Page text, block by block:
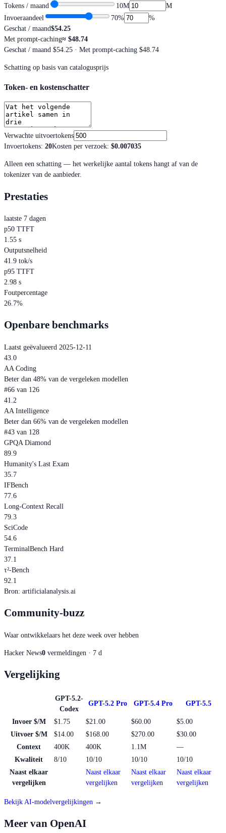
Tokens / maand 10M
M
Invoeraandeel
70%
%
Geschat / maand$54.25
Met prompt-caching≈ $48.74
Geschat / maand $54.25 · Met prompt-caching $48.74
Schatting op basis van catalogusprijs
Token- en kostenschatter
Verwachte uitvoertokens
Invoertokens: 20Kosten per verzoek: $0.007035
Alleen een schatting — het werkelijke aantal tokens hangt af van de
tokenizer van de aanbieder.
Prestaties
laatste 7 dagen
p50 TTFT
1.55 s
Outputsnelheid
41.9 tok/s
p95 TTFT
2.98 s
Foutpercentage
26.7%
Openbare benchmarks
Laatst geëvalueerd 2025-12-11
43.0
AA Coding
Beter dan 48% van de vergeleken modellen
#66 van 126
41.2
AA Intelligence
Beter dan 66% van de vergeleken modellen
#43 van 128
GPQA Diamond
89.9
Humanity's Last Exam
35.7
IFBench
77.6
Long-Context Recall
79.3
SciCode
54.6
TerminalBench Hard
37.1
τ²-Bench
92.1
Bron: artificialanalysis.ai
Community-buzz
Waar ontwikkelaars het deze week over hebben
Hacker News0 vermeldingen · 7 d
Vergelijking
GPT-5.2-
Codex
GPT-5.2 Pro GPT-5.4 Pro GPT-5.5
Invoer $/M $1.75 $21.00 $60.00
$5.00
Uitvoer $/M
$14.00 $168.00 $270.00
$30.00
Context
400K 400K 1.1M
—
Kwaliteit
8/10 10/10 10/10
10/10
Naast elkaar
vergelijken
Naast elkaar
vergelijken
Naast elkaar
vergelijken
Naast elkaar
vergelijken
Bekijk AI-modelvergelijkingen →
Meer van OpenAI